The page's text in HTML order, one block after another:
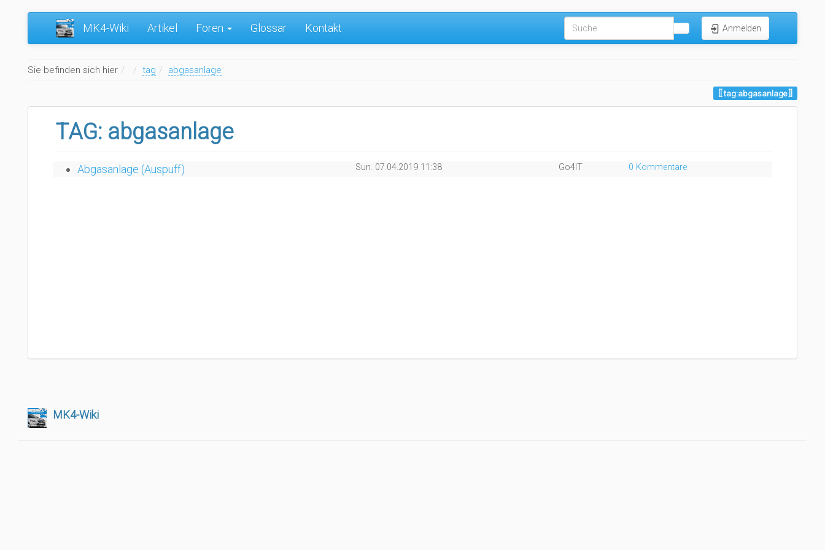
MK4-Wiki Artikel Foren Glossar Kontakt Anmelden
Sie befinden sich hier Home
tag abgasanlage
tag:abgasanlage
TAG: abgasanlage
Abgasanlage (Auspuff) Sun. 07.04.2019 11:38 Go4IT 0 Kommentare
MK4-Wiki